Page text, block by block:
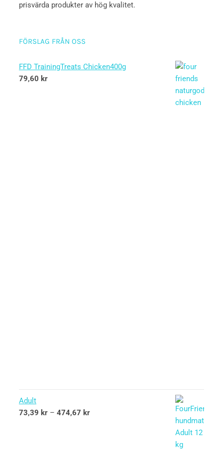
prisvärda produkter av hög kvalitet.
FÖRSLAG FRÅN OSS
FFD TrainingTreats Chicken400g
79,60 kr
Adult
73,39 kr – 474,67 kr